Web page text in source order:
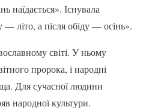
наїдається». Існувала
літо, а після обіду — осінь».
світі. У ньому
пророка, і народні
Для сучасної людини
народної культури.